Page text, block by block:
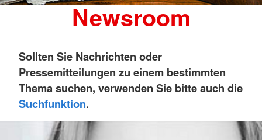
Newsroom
Sollten Sie Nachrichten oder
Pressemitteilungen zu einem bestimmten
Thema suchen, verwenden Sie bitte auch die
Suchfunktion.